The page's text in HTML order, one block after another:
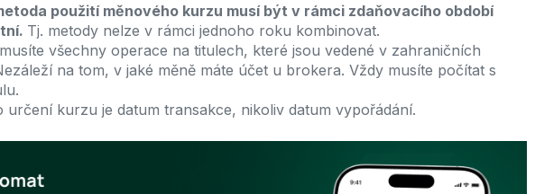
použití měnového kurzu musí být v rámci zdaňovacího období
Tj. metody nelze v rámci jednoho roku kombinovat.
všechny operace na titulech, které jsou vedené v zahraničních
na tom, v jaké měně máte účet u brokera. Vždy musíte počítat s
určení kurzu je datum transakce, nikoliv datum vypořádání.